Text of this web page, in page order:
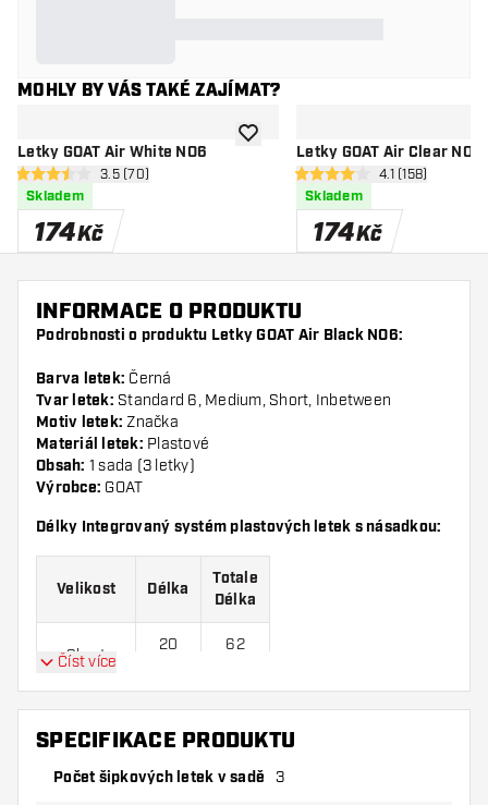
MOHLY BY VÁS TAKÉ ZAJÍMAT?
Letky GOAT Air White NO6
otevřít panel recenzí
3.5 hodnoticí hvězdičky
3.5 (70)
Skladem
174Kč
Přidat do seznamu přání
Letky GOAT Air Clear NO6
otevřít panel
4.1 hodnoticí hvězdičky
4.1 (158)
Skladem
174Kč
INFORMACE O PRODUKTU
Podrobnosti o produktu Letky GOAT Air Black NO6:
Barva letek: Černá
Tvar letek: Standard 6, Medium, Short, Inbetween
Motiv letek: Značka
Materiál letek: Plastové
Obsah: 1 sada (3 letky)
Výrobce: GOAT
Délky Integrovaný systém plastových letek s násadkou:
Velikost Délka
Totale
Délka
Short
20
62
26
mm
68
mm
Medium
34
75
Číst více
SPECIFIKACE PRODUKTU
Počet šipkových letek v sadě 3